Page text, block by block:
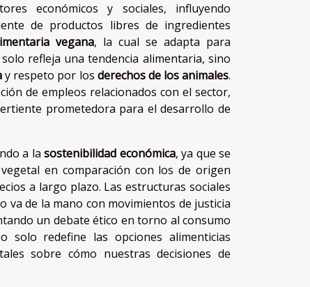
económicos y sociales, influyendo
de productos libres de ingredientes
vegana, la cual se adapta para
refleja una tendencia alimentaria, sino
y respeto por los derechos de los animales.
de empleos relacionados con el sector,
prometedora para el desarrollo de
a lasostenibilidad económica, ya que se
en comparación con los de origen
a largo plazo. Las estructuras sociales
va de la mano con movimientos de justicia
un debate ético en torno al consumo
solo redefine las opciones alimenticias
sobre cómo nuestras decisiones de